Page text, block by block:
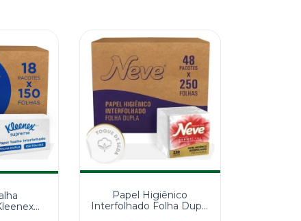
Papel Higiênico
Interfolhado Folha Dupla